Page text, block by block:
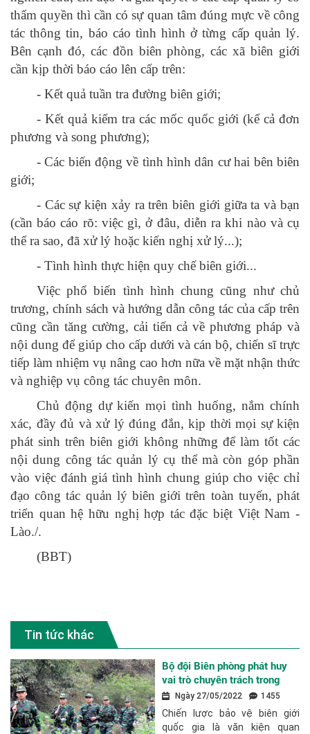
thẩm quyền thì cần có sự quan tâm đúng mực về công
tác thông tin, báo cáo tình hình ở từng cấp quản lý.
Bên cạnh đó, các đồn biên phòng, các xã biên giới
cần kịp thời báo cáo lên cấp trên:
- Kết quả tuần tra đường biên giới;
- Kết quả kiểm tra các mốc quốc giới (kể cả đơn
phương và song phương);
- Các biến động về tình hình dân cư hai bên biên
giới;
- Các sự kiện xảy ra trên biên giới giữa ta và bạn
(cần báo cáo rõ: việc gì, ở đâu, diễn ra khi nào và cụ
thể ra sao, đã xử lý hoặc kiến nghị xử lý...);
- Tình hình thực hiện quy chế biên giới...
Việc phổ biến tình hình chung cũng như chủ
trương, chính sách và hướng dẫn công tác của cấp trên
cũng cần tăng cường, cải tiến cả về phương pháp và
nội dung để giúp cho cấp dưới và cán bộ, chiến sĩ trực
tiếp làm nhiệm vụ nâng cao hơn nữa về mặt nhận thức
và nghiệp vụ công tác chuyên môn.
Chủ động dự kiến mọi tình huống, nắm chính
xác, đầy đủ và xử lý đúng đắn, kịp thời mọi sự kiện
phát sinh trên biên giới không những để làm tốt các
nội dung công tác quản lý cụ thể mà còn góp phần
vào việc đánh giá tình hình chung giúp cho việc chỉ
đạo công tác quản lý biên giới trên toàn tuyến, phát
triển quan hệ hữu nghị hợp tác đặc biệt Việt Nam -
Lào./.
(BBT)
Tin tức khác
Bộ đội Biên phòng phát huy
vai trò chuyên trách trong
thực hiện chiến lược bảo vệ
biên giới quốc gia
Ngày 27/05/2022 1455
Chiến lược bảo vệ biên giới
quốc gia là văn kiện quan